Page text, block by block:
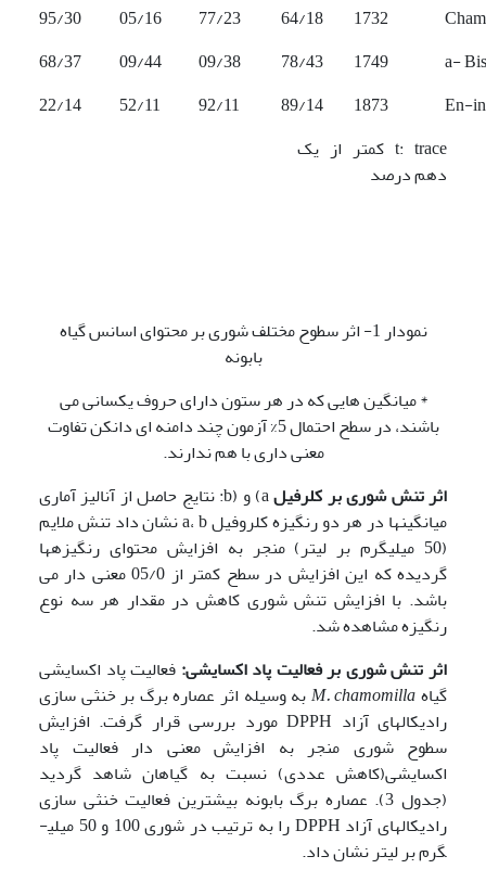
95/30
05/16 77/23 64/18 1732
68/37
09/44 09/38 78/43 1749
a-
22/14
52/11 92/11 89/14 1873
En-
t: trace کمتر از یک
دهم درصد
نمودار 1- اثر سطوح مختلف شوری بر محتوای اسانس گیاه
بابونه
* میانگین هایی که در هر ستون دارای حروف یکسانی می
باشند، در سطح احتمال 5% آزمون چند دامنه ای دانکن تفاوت
معنی داری با هم ندارند.
اثر تنش شوری بر کلرفیل
a) و (b: نتایج حاصل از آنالیز آماری
میانگین­ها در هر دو رنگیزه کلروفیل a، b نشان داد تنش ملایم
(50 میلی­گرم بر لیتر) منجر به افزایش محتوای رنگیزه
ها
گردیده که این افزایش در سطح کمتر از 05/0 معنی دار می
باشد. با افزایش تنش شوری کاهش در مقدار هر سه نوع
رنگیزه مشاهده شد.
اثر تنش شوری بر فعالیت پاد اکسایشی: فعالیت پاد اکسایشی
گیاهM. chamomillaبه وسیله اثر عصاره برگ بر خنثی سازی
رادیکال­های آزاد DPPH مورد بررسی قرار گرفت. افزایش
سطوح شوری منجر به افزایش معنی دار فعالیت پاد
اکسایشی(کاهش عددی) نسبت به گیاهان شاهد گردید
(جدول 3). عصاره برگ بابونه بیشترین فعالیت خنثی سازی
رادیکال­های آزاد DPPH را به ترتیب در شوری 100 و 50 میلی­
گرم بر لیتر نشان داد.